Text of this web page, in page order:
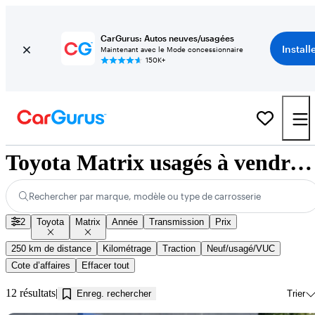
CarGurus: Autos neuves/usagées
Maintenant avec le Mode concessionnaire
150K+
Toyota Matrix usagés à vendre près de Kamloops, BC
Rechercher par marque, modèle ou type de carrosserie
2 Toyota Matrix Année Transmission Prix
250 km de distance Kilométrage Traction
Neuf/usagé/VUC
Cote d’affaires
Effacer tout
12 résultats Enreg. rechercher Trier